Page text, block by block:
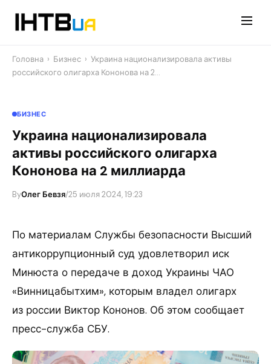
Головна › Бизнес › Украина национализировала активы
российского олигарха Кононова на 2…
БИЗНЕС
Украина национализировала
активы российского олигарха
Кононова на 2 миллиарда
ByОлег Бевзя/25 июля 2024, 19:23
По материалам Службы безопасности Высший
антикоррупционный суд удовлетворил иск
Минюста о передаче в доход Украины ЧАО
«Винницабытхим», которым владел олигарх
из россии Виктор Кононов. Об этом сообщает
пресс-служба СБУ.